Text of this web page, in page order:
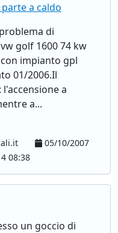
a caldo
di
golf 1600 74 kw
impianto gpl
01/2006.Il
a
a...
05/10/2007
08:38
un goccio di